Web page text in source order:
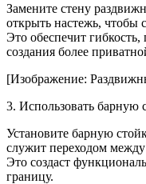
Замените стену
открыть настежь, чтобы
Это обеспечит гибкость,
создания более
[Изображение:
3. Использовать барную
Установите барную
служит переходом
Это создаст
границу.